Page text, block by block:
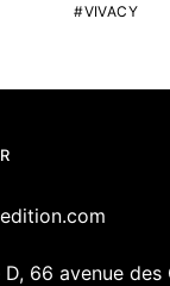
VIVACY
D, 66 avenue des